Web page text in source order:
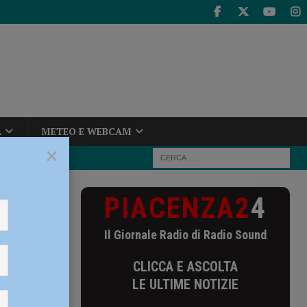
METEO E WEBCAM
PIACENZA24
Il Giornale Radio di Radio Sound
CLICCA E ASCOLTA
LE ULTIME NOTIZIE
×